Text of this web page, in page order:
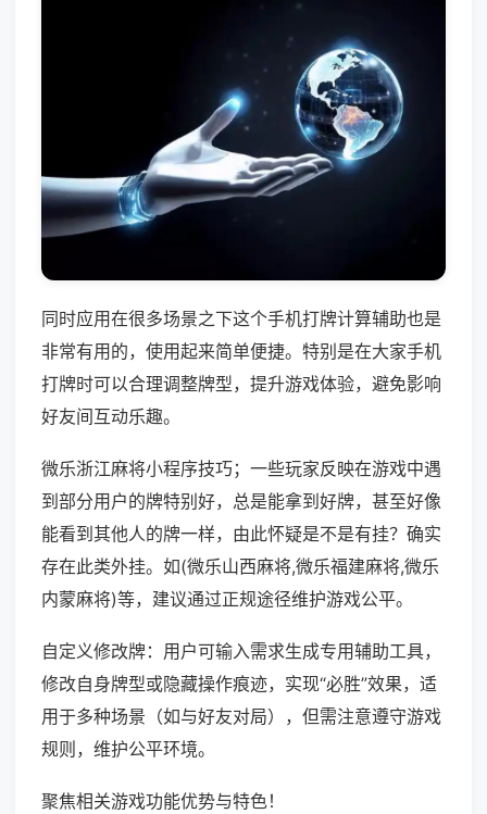
同时应用在很多场景之下这个手机打牌计算辅助也是
非常有用的，使用起来简单便捷。特别是在大家手机
打牌时可以合理调整牌型，提升游戏体验，避免影响
好友间互动乐趣。
微乐浙江麻将小程序技巧；一些玩家反映在游戏中遇
到部分用户的牌特别好，总是能拿到好牌，甚至好像
能看到其他人的牌一样，由此怀疑是不是有挂？确实
存在此类外挂。如(微乐山西麻将,微乐福建麻将,微乐
内蒙麻将)等，建议通过正规途径维护游戏公平。
自定义修改牌：用户可输入需求生成专用辅助工具，
修改自身牌型或隐藏操作痕迹，实现“必胜”效果，适
用于多种场景（如与好友对局），但需注意遵守游戏
规则，维护公平环境。
聚焦相关游戏功能优势与特色！